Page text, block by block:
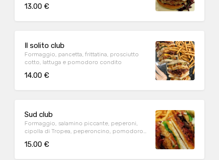
13.00 €
Il solito club
Formaggio, pancetta, frittatina, prosciutto
cotto, lattuga e pomodoro condito
14.00 €
Sud club
Formaggio, salamino piccante, peperoni,
cipolla di Tropea, peperoncino, pomodoro
15.00 €